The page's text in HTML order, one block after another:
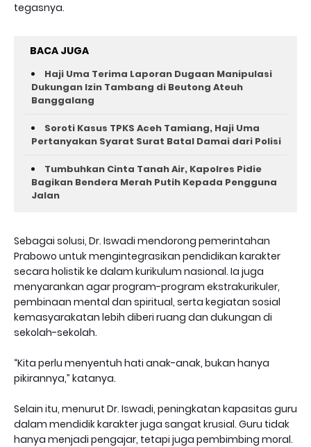
tegasnya.
BACA JUGA
Haji Uma Terima Laporan Dugaan Manipulasi
Dukungan Izin Tambang di Beutong Ateuh
Banggalang
Soroti Kasus TPKS Aceh Tamiang, Haji Uma
Pertanyakan Syarat Surat Batal Damai dari Polisi
Tumbuhkan Cinta Tanah Air, Kapolres Pidie
Bagikan Bendera Merah Putih Kepada Pengguna
Jalan ‎
Sebagai solusi, Dr. Iswadi mendorong pemerintahan
Prabowo untuk mengintegrasikan pendidikan karakter
secara holistik ke dalam kurikulum nasional. Ia juga
menyarankan agar program-program ekstrakurikuler,
pembinaan mental dan spiritual, serta kegiatan sosial
kemasyarakatan lebih diberi ruang dan dukungan di
sekolah-sekolah.
“Kita perlu menyentuh hati anak-anak, bukan hanya
pikirannya,” katanya.
Selain itu, menurut Dr. Iswadi, peningkatan kapasitas guru
dalam mendidik karakter juga sangat krusial. Guru tidak
hanya menjadi pengajar, tetapi juga pembimbing moral.